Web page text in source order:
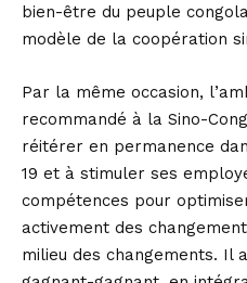
bien-être du peuple
modèle de la coopération
Par la même occasion,
recommandé à la Sino-
réitérer en permanence
19 et à stimuler ses
compétences pour
activement des
milieu des changements. Il